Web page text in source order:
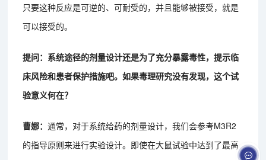
只要这种反应是可逆的、可耐受的，并且能够被接受，就是
可以接受的。
提问：系统途径的剂量设计还是为了充分暴露毒性，提示临
床风险和患者保护措施吧。如果毒理研究没有发现，这个试
验意义何在？
曹娜：通常，对于系统给药的剂量设计，我们会参考M3R2
的指导原则来进行实验设计。即使在大鼠试验中达到了最高